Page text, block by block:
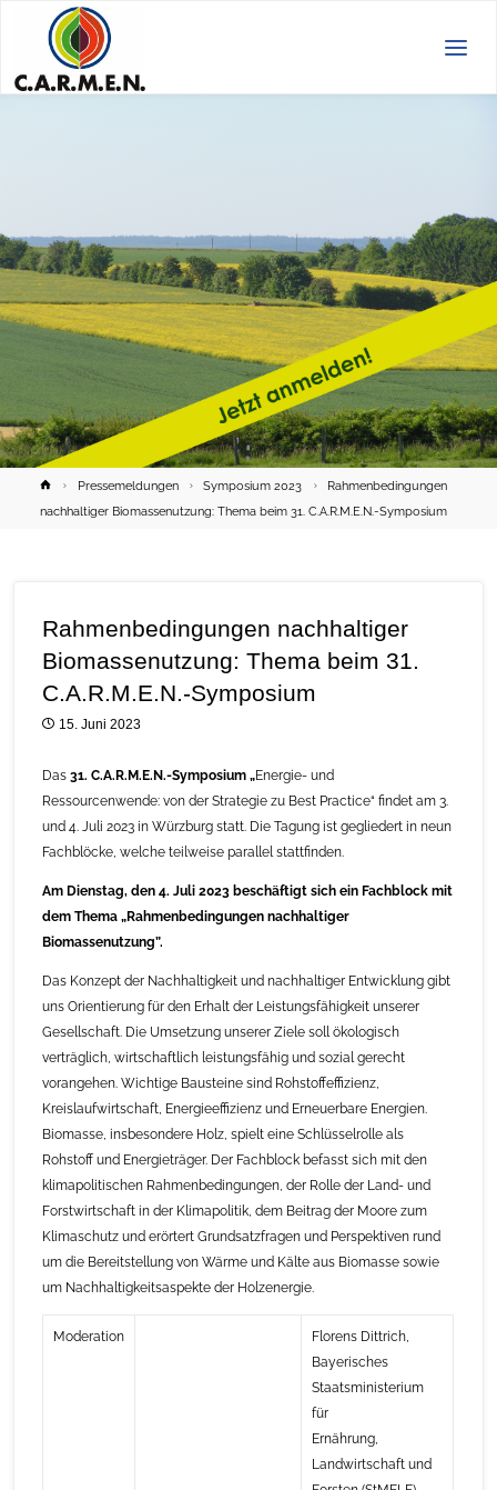
HomePressemeldungen Symposium 2023
Rahmenbedingungen
nachhaltiger Biomassenutzung: Thema beim 31. C.A.R.M.E.N.-Symposium
Rahmenbedingungen nachhaltiger
Biomassenutzung: Thema beim 31.
C.A.R.M.E.N.-Symposium
15. Juni 2023
Das31. C.A.R.M.E.N.-Symposium „Energie- und
Ressourcenwende: von der Strategie zu Best Practice“ findet am 3.
und 4. Juli 2023 in Würzburg statt. Die Tagung ist gegliedert in neun
Fachblöcke, welche teilweise parallel stattfinden.
Am Dienstag, den 4. Juli 2023 beschäftigt sich ein Fachblock mit
dem Thema „Rahmenbedingungen nachhaltiger
Biomassenutzung”.
Das Konzept der Nachhaltigkeit und nachhaltiger Entwicklung gibt
uns Orientierung für den Erhalt der Leistungsfähigkeit unserer
Gesellschaft. Die Umsetzung unserer Ziele soll ökologisch
verträglich, wirtschaftlich leistungsfähig und sozial gerecht
vorangehen. Wichtige Bausteine sind Rohstoffeffizienz,
Kreislaufwirtschaft, Energieeffizienz und Erneuerbare Energien.
Biomasse, insbesondere Holz, spielt eine Schlüsselrolle als
Rohstoff und Energieträger. Der Fachblock befasst sich mit den
klimapolitischen Rahmenbedingungen, der Rolle der Land- und
Forstwirtschaft in der Klimapolitik, dem Beitrag der Moore zum
Klimaschutz und erörtert Grundsatzfragen und Perspektiven rund
um die Bereitstellung von Wärme und Kälte aus Biomasse sowie
um Nachhaltigkeitsaspekte der Holzenergie.
Moderation
Florens Dittrich,
Bayerisches
Staatsministerium
für
Ernährung,
Landwirtschaft und